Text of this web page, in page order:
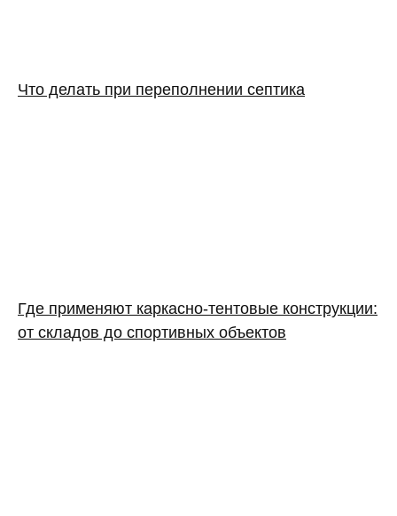
Что делать при переполнении септика
Где применяют каркасно‑тентовые конструкции:
от складов до спортивных объектов